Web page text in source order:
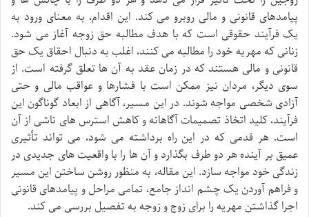
پیامدهای قانونی و مالی روبرو می کند. این اقدام، به معنای ورود به
یک فرآیند حقوقی است که با هدف مطالبه حق زوجه آغاز می شود.
زنانی که مهریه خود را مطالبه می کنند، اغلب به دنبال احقاق یک حق
قانونی و مالی هستند که در زمان عقد به آن ها تعلق گرفته است. از
سوی دیگر، مردان نیز ممکن است با فشارها و عواقب مالی و حتی
آزادی شخصی مواجه شوند. در این مسیر، آگاهی از ابعاد گوناگون این
فرآیند، کلید اتخاذ تصمیمات آگاهانه و کاهش استرس های ناشی از آن
است. هر قدمی که در این راه برداشته می شود، می تواند تأثیری
عمیق بر آینده هر دو طرف بگذارد و آن ها را با واقعیت های جدیدی در
زندگی خود مواجه سازد. این مقاله، به منظور روشن ساختن این مسیر
و فراهم آوردن یک چشم انداز جامع، تمامی مراحل و پیامدهای قانونی
اجرا گذاشتن مهریه را برای زوج و زوجه به تفصیل بررسی می کند.